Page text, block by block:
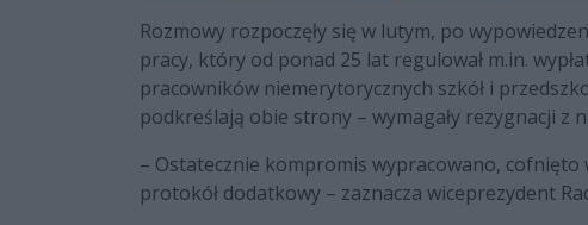
Rozmowy rozpoczęły się w lutym, po
pracy, który od ponad 25 lat regulował m.in.
pracowników niemerytorycznych szkół i
podkreślają obie strony – wymagały rezygnacji z
– Ostatecznie kompromis wypracowano,
protokół dodatkowy – zaznacza wiceprezydent